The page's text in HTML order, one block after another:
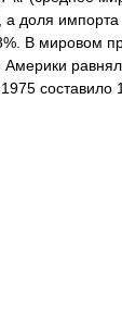
а доля
В мировом
Америки
составило